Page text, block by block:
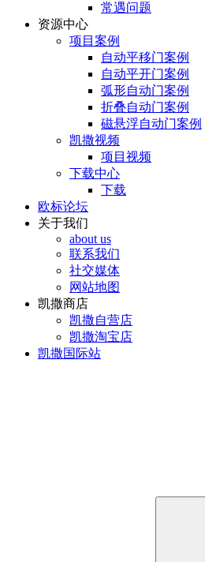
常遇问题
资源中心
项目案例
自动平移门案例
自动平开门案例
弧形自动门案例
折叠自动门案例
磁悬浮自动门案例
凯撒视频
项目视频
下载中心
下载
欧标论坛
关于我们
about us
联系我们
社交媒体
网站地图
凯撒商店
凯撒自营店
凯撒淘宝店
凯撒国际站